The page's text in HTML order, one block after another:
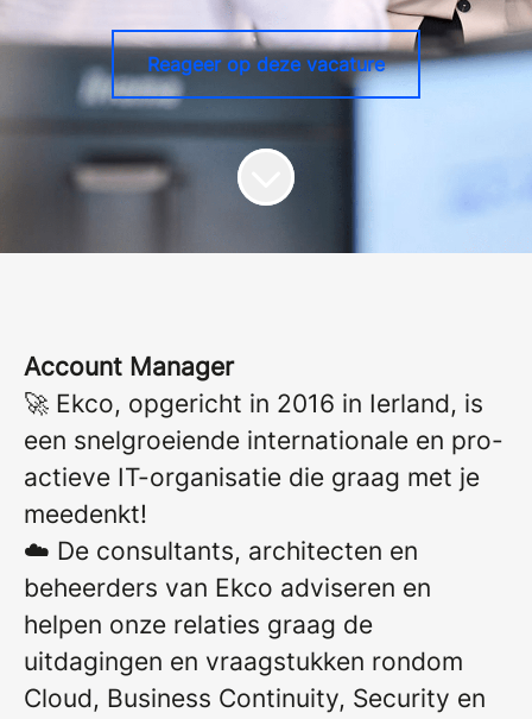
Reageer op deze vacature
Account Manager
🚀 Ekco, opgericht in 2016 in Ierland, is
een snelgroeiende internationale en pro-
actieve IT-organisatie die graag met je
meedenkt!
☁️ De consultants, architecten en
beheerders van Ekco adviseren en
helpen onze relaties graag de
uitdagingen en vraagstukken rondom
Cloud, Business Continuity, Security en